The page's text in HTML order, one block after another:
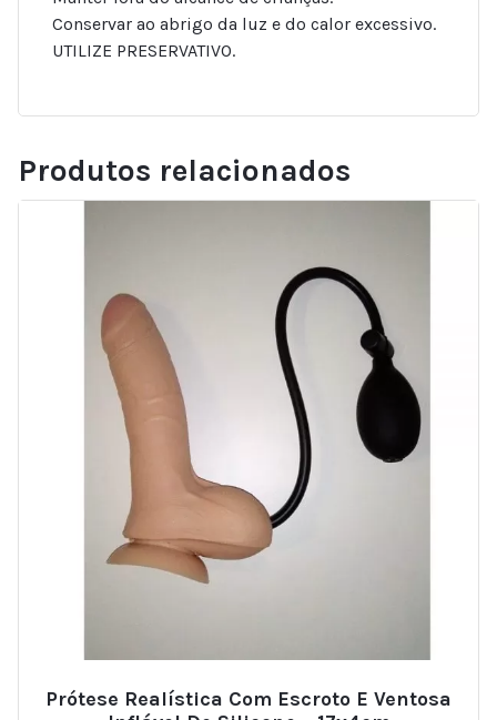
Conservar ao abrigo da luz e do calor excessivo.
UTILIZE PRESERVATIVO.
Produtos relacionados
Prótese Realística Com Escroto E Ventosa